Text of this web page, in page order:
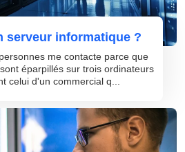
serveur informatique ?
me contacte parce que
éparpillés sur trois ordinateurs
celui d'un commercial q...